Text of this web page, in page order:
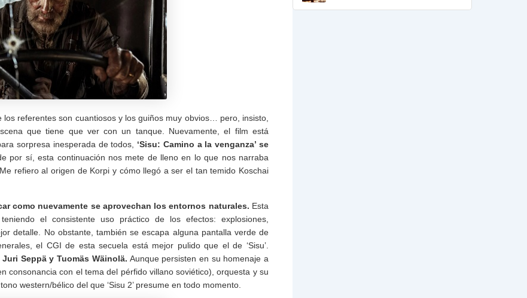
referentes son cuantiosos y los guiños muy obvios… pero, insisto,
que tiene que ver con un tanque. Nuevamente, el film está
sorpresa inesperada de todos,
‘Sisu: Camino a la venganza’ se
por sí, esta continuación nos mete de lleno en lo que nos narraba
refiero al origen de Korpi y cómo llegó a ser el tan temido Koschai
como nuevamente se aprovechan los entornos naturales. Esta
el consistente uso práctico de los efectos: explosiones,
detalle. No obstante, también se escapa alguna pantalla verde de
el CGI de esta secuela está mejor pulido que el de ‘Sisu’.
Juri Seppä y Tuomäs Wäinolä. Aunque persisten en su homenaje a
consonancia con el tema del pérfido villano soviético), orquesta y su
western/bélico del que ‘Sisu 2’ presume en todo momento.